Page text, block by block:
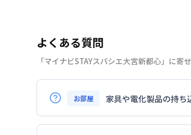
情報更新日 2026年7月24日
よくある質問
「マイナビSTAYスパシエ大宮新都心」に寄
お部屋
家具や電化製品の持ち
お持ち込みいただけます。